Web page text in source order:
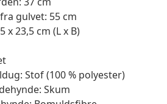
gulvet: 55 cm
x 23,5 cm (L x B)
Stof (100 % polyester)
Skum